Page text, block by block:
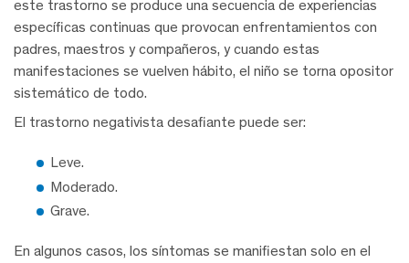
este trastorno se produce una secuencia de experiencias
específicas continuas que provocan enfrentamientos con
padres, maestros y compañeros, y cuando estas
manifestaciones se vuelven hábito, el niño se torna opositor
sistemático de todo.
El trastorno negativista desafiante puede ser:
Leve.
Moderado.
Grave.
En algunos casos, los síntomas se manifiestan solo en el